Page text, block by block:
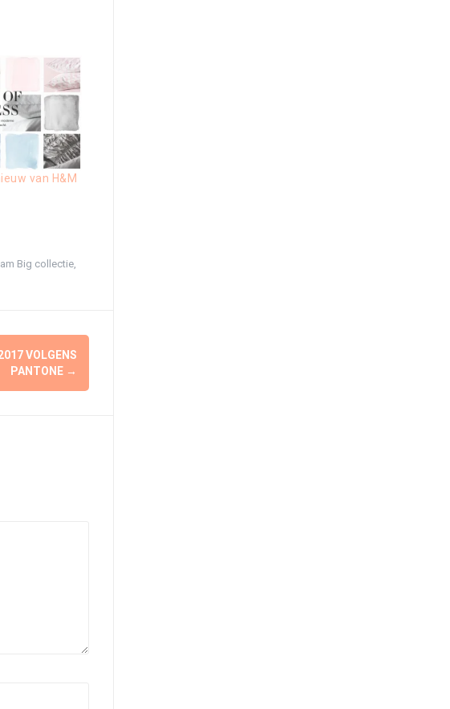
van H&M
Big collectie,
VOLGENS
PANTONE →